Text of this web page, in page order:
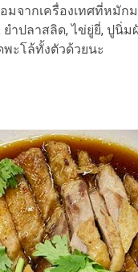
มจากเครื่องเทศที่หมั
ยำปลาสลิด, ไข่ยู่ยี่, ปูนิ่
ะโล้ทั้งตัวด้วยนะ